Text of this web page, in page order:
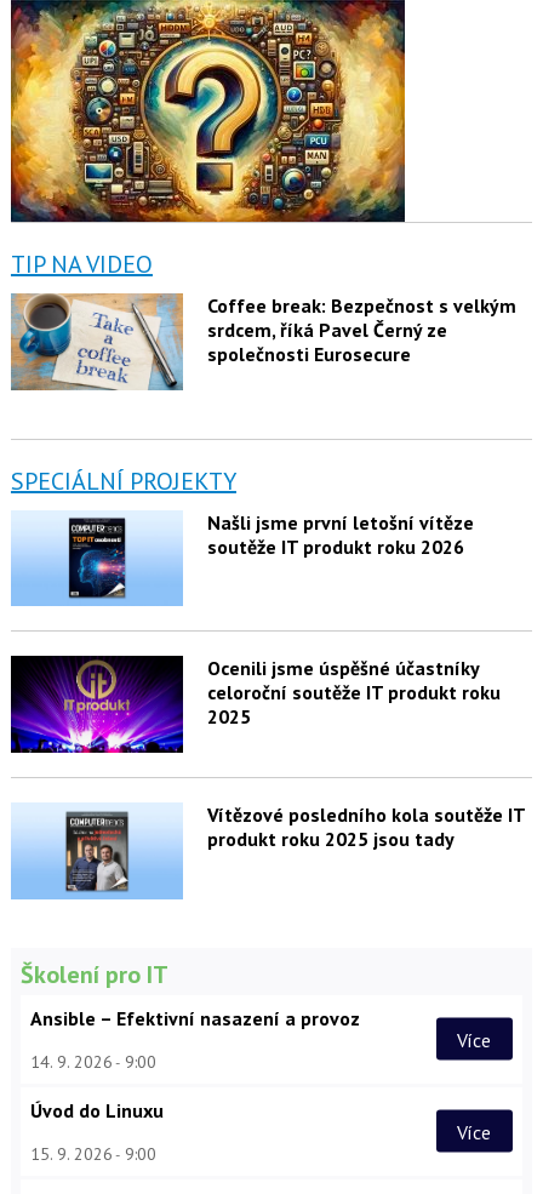
TIP NA VIDEO
Coffee break: Bezpečnost s velkým
srdcem, říká Pavel Černý ze
společnosti Eurosecure
SPECIÁLNÍ PROJEKTY
Našli jsme první letošní vítěze
soutěže IT produkt roku 2026
Ocenili jsme úspěšné účastníky
celoroční soutěže IT produkt roku
2025
Vítězové posledního kola soutěže IT
produkt roku 2025 jsou tady
Školení pro IT
Ansible – Efektivní nasazení a provoz
14. 9. 2026 9:00
Více
Úvod do Linuxu
15. 9. 2026 9:00
Více